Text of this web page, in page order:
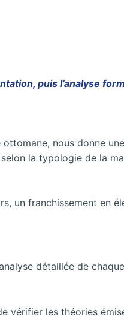
puis l’analyse
nous donne
la typologie de la
franchissement en
détaillée de
vérifier les théories